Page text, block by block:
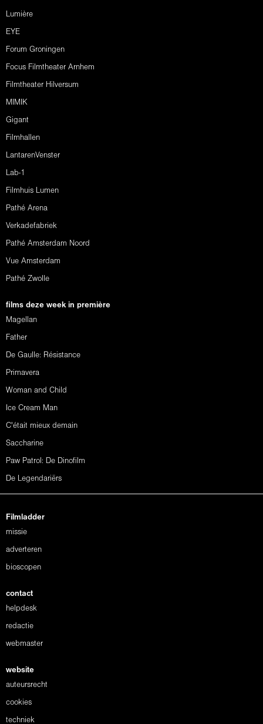
Lumière
EYE
Forum Groningen
Focus Filmtheater Arnhem
Filmtheater Hilversum
MIMIK
Gigant
Filmhallen
LantarenVenster
Lab-1
Filmhuis Lumen
Pathé Arena
Verkadefabriek
Pathé Amsterdam Noord
Vue Amsterdam
Pathé Zwolle
films deze week in première
Magellan
Father
De Gaulle: Résistance
Primavera
Woman and Child
Ice Cream Man
C'était mieux demain
Saccharine
Paw Patrol: De Dinofilm
De Legendariërs
Filmladder
missie
adverteren
bioscopen
contact
helpdesk
redactie
webmaster
website
auteursrecht
cookies
techniek